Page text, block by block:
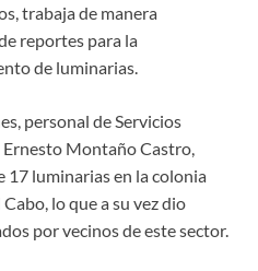
trabaja de manera
reportes para la
de luminarias.
personal de Servicios
Montaño Castro,
17 luminarias en la colonia
lo que a su vez dio
por vecinos de este sector.